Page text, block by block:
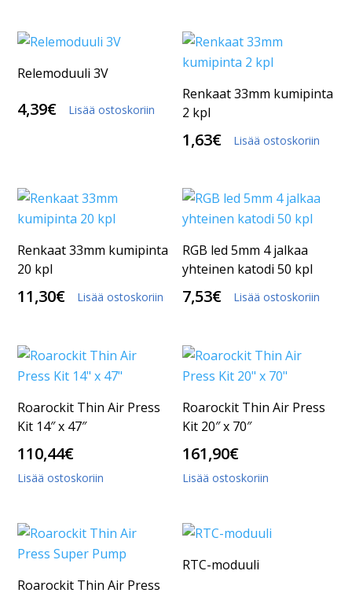
Relemoduuli 3V
4,39€ Lisää ostoskoriin
Renkaat 33mm kumipinta
2 kpl
1,63€ Lisää ostoskoriin
Renkaat 33mm kumipinta
20 kpl
11,30€ Lisää ostoskoriin
RGB led 5mm 4 jalkaa
yhteinen katodi 50 kpl
7,53€ Lisää ostoskoriin
Roarockit Thin Air Press
Kit 14″ x 47″
110,44€
Lisää ostoskoriin
Roarockit Thin Air Press
Kit 20″ x 70″
161,90€
Lisää ostoskoriin
Roarockit Thin Air Press
RTC-moduuli